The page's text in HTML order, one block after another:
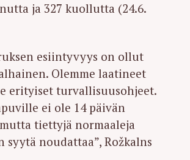
ja 327 kuollutta (24.6.
esiintyvyys on ollut
Olemme laatineet
erityiset turvallisuusohjeet.
ei ole 14 päivän
tiettyjä normaaleja
syytä noudattaa”, Rožkalns